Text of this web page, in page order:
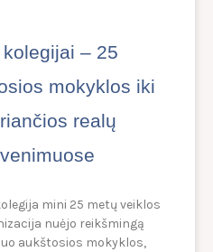
– 25
mokyklos iki
realų
mini 25 metų veiklos
nuėjo reikšmingą
aukštosios mokyklos,